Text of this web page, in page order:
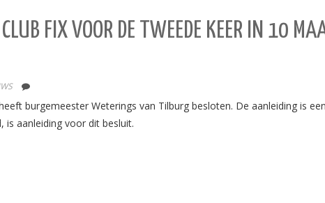
CLUB FIX VOOR DE TWEEDE KEER IN 10
burgemeester Weterings van Tilburg besloten. De aanleiding is
aanleiding voor dit besluit.